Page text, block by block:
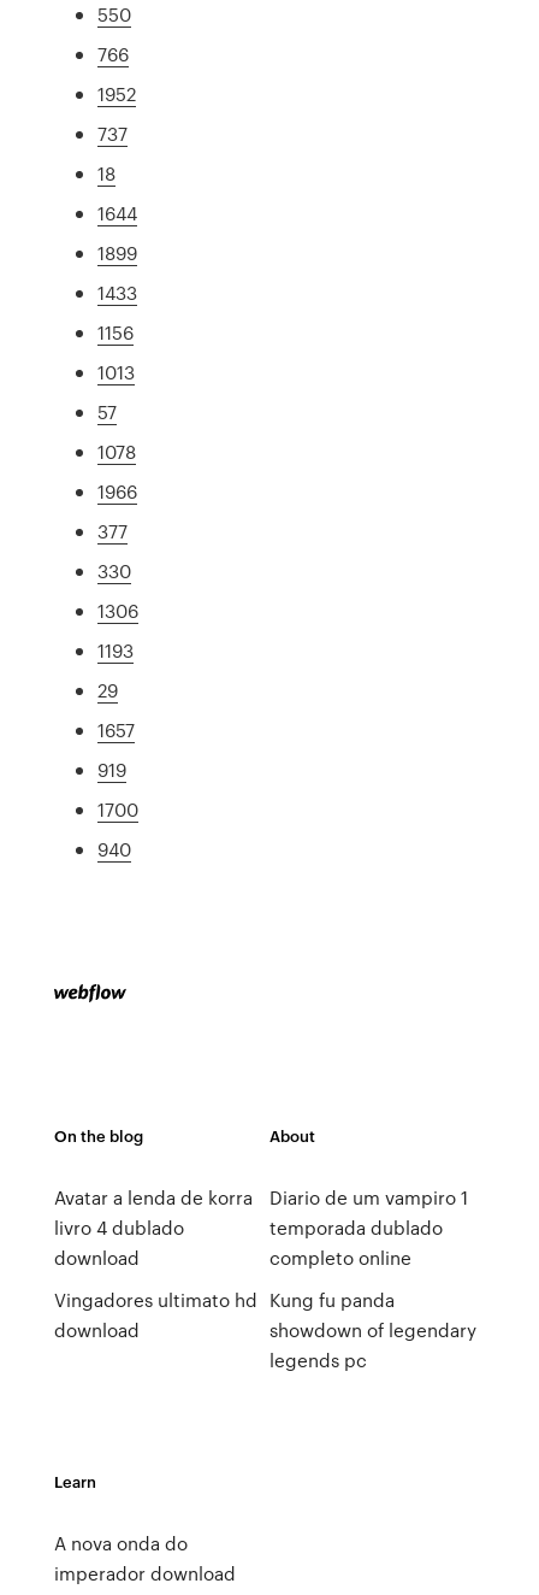
550
766
1952
737
18
1644
1899
1433
1156
1013
57
1078
1966
377
330
1306
1193
29
1657
919
1700
940
On the blog
Avatar a lenda de korra
livro 4 dublado
download
Vingadores ultimato hd
download
About
Diario de um vampiro 1
temporada dublado
completo online
Kung fu panda
showdown of legendary
legends pc
Learn
A nova onda do
imperador download